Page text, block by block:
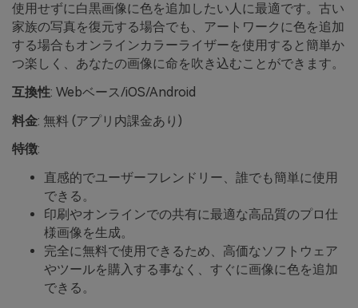
使用せずに白黒画像に色を追加したい人に最適です。古い
家族の写真を復元する場合でも、アートワークに色を追加
する場合もオンラインカラーライザーを使用すると簡単か
つ楽しく、あなたの画像に命を吹き込むことができます。
互換性: Webベース/iOS/Android
料金: 無料 (アプリ内課金あり)
特徴:
直感的でユーザーフレンドリー、誰でも簡単に使用
できる。
印刷やオンラインでの共有に最適な高品質のプロ仕
様画像を生成。
完全に無料で使用できるため、高価なソフトウェア
やツールを購入する事なく、すぐに画像に色を追加
できる。